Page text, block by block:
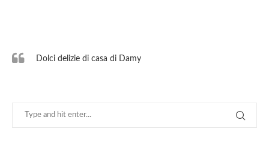
Dolci delizie di casa di Damy